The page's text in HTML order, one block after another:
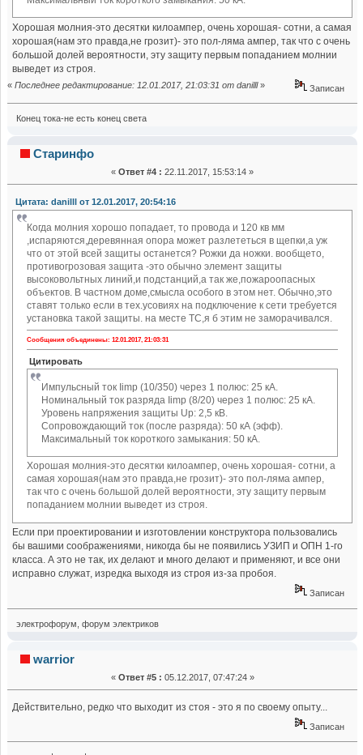
Хорошая молния-это десятки килоампер, очень хорошая- сотни, а самая
хорошая(нам это правда,не грозит)- это пол-ляма ампер, так что с очень
большой долей вероятности, эту защиту первым попаданием молнии
выведет из строя.
« Последнее редактирование: 12.01.2017, 21:03:31 от danilll» Записан
Конец тока-не есть конец света
Старинфо
« Ответ #4 : 22.11.2017, 15:53:14 »
Цитата: danilll от 12.01.2017, 20:54:16
Когда молния хорошо попадает, то провода и 120 кв мм
,испаряются,деревянная опора может разлететься в щепки,а уж
что от этой всей защиты останется? Рожки да ножки. вообщето,
противогрозовая защита -это обычно элемент защиты
высоковольтных линий,и подстанций,а так же,пожароопасных
объектов. В частном доме,смысла особого в этом нет. Обычно,это
ставят только если в тех.усовиях на подключение к сети требуется
установка такой защиты. на месте ТС,я б этим не заморачивался.
Сообщения объединены: 12.01.2017, 21:03:31
Цитировать
Импульсный ток Iimp (10/350) через 1 полюс: 25 кА.
Номинальный ток разряда Iimp (8/20) через 1 полюс: 25 кА.
Уровень напряжения защиты Up: 2,5 кВ.
Сопровождающий ток (после разряда): 50 кА (эфф).
Максимальный ток короткого замыкания: 50 кА.
Хорошая молния-это десятки килоампер, очень хорошая- сотни, а
самая хорошая(нам это правда,не грозит)- это пол-ляма ампер,
так что с очень большой долей вероятности, эту защиту первым
попаданием молнии выведет из строя.
Если при проектировании и изготовлении конструктора пользовались
бы вашими соображениями, никогда бы не появились УЗИП и ОПН 1-го
класса. А это не так, их делают и много делают и применяют, и все они
исправно служат, изредка выходя из строя из-за пробоя.
Записан
электрофорум, форум электриков
warrior
« Ответ #5 : 05.12.2017, 07:47:24 »
Действительно, редко что выходит из стоя - это я по своему опыту...
Записан